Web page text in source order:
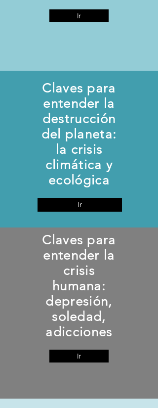
Ir
Claves para
entender la
destrucción
del planeta:
la crisis
climática y
ecológica
Ir
Claves para
entender la
crisis
humana:
depresión,
soledad,
adicciones
Ir